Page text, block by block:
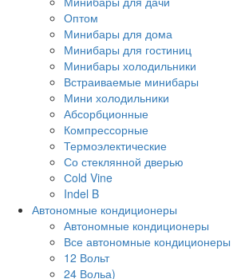
Оптом
Минибары для дома
Минибары для гостиниц
Минибары холодильники
Встраиваемые минибары
Мини холодильники
Абсорбционные
Компрессорные
Термоэлектические
Со стеклянной дверью
Сold Vine
Indel B
Автономные кондиционеры
Автономные кондиционеры
Все автономные кондиционеры
12 Вольт
24 Вольа)